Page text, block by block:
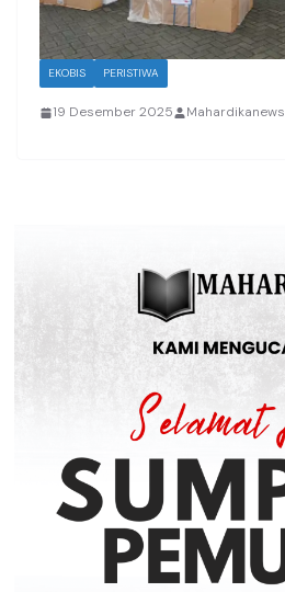
EKOBIS PERISTIWA
19 Desember 2025 Mahardikanews